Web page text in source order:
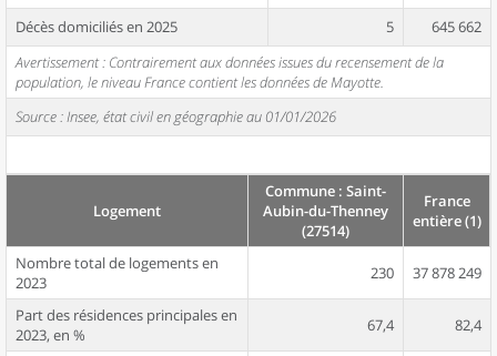
Décès domiciliés en 2025
5
645 662
Avertissement : Contrairement aux données issues du recensement de la
population, le niveau France contient les données de Mayotte.
Source : Insee, état civil en géographie au 01/01/2026
Logement
Commune : Saint-
Aubin-du-Thenney
(27514)
France
entière (1)
Nombre total de logements en
2023
230 37 878 249
Part des résidences principales en
2023, en %
67,4 82,4